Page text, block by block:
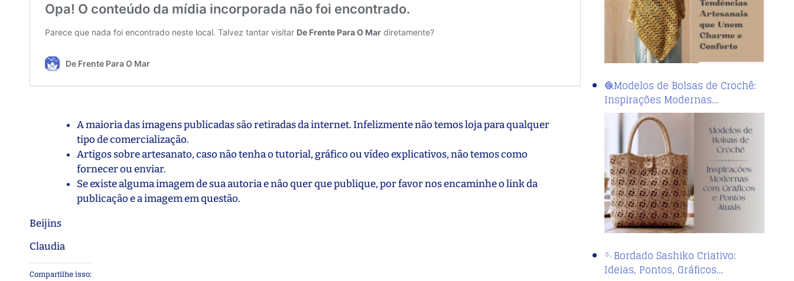
A maioria das imagens publicadas são retiradas da internet. Infelizmente não temos loja para qualquer
tipo de comercialização.
Artigos sobre artesanato, caso não tenha o tutorial, gráfico ou vídeo explicativos, não temos como
fornecer ou enviar.
Se existe alguma imagem de sua autoria e não quer que publique, por favor nos encaminhe o link da
publicação e a imagem em questão.
Beijins
Claudia
Compartilhe isso:
🧶Modelos de Bolsas de Crochê:
Inspirações Modernas…
🪡Bordado Sashiko Criativo:
Ideias, Pontos, Gráficos…